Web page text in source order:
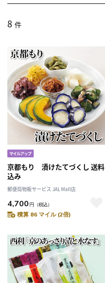
8 件
京都もり 漬けたてづくし 送料
込み
郵便局物販サービス JAL Mall店
4,700 円 （税込）
積算 86 マイル (2倍)